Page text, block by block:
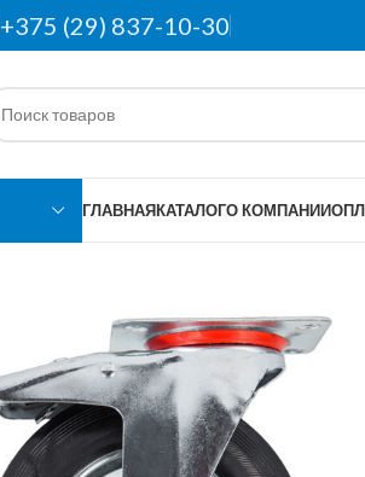
+375 (29) 837-10-30
ГЛАВНАЯКАТАЛОГО КОМПАНИИ